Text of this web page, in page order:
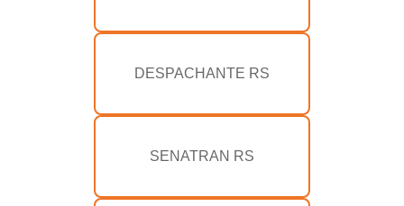
DESPACHANTE RS
SENATRAN RS